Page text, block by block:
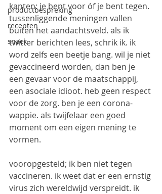
productbespreking
recepten
snack
kanten: je bent voor óf je bent tegen.
tussenliggende meningen vallen
buiten het aandachtsveld. als ik
twitter berichten lees, schrik ik. ik
word zelfs een beetje bang. wil je niet
gevaccineerd worden, dan ben je
een gevaar voor de maatschappij,
een asociale idioot. heb geen respect
voor de zorg. ben je een corona-
wappie. als twijfelaar een goed
moment om een eigen mening te
vormen.
vooropgesteld; ik ben niet tegen
vaccineren. ik weet dat er een ernstig
virus zich wereldwijd verspreidt. ik